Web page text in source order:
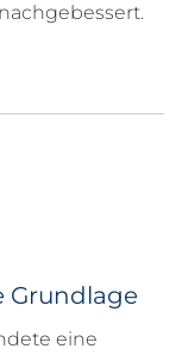
Grundlage
eine